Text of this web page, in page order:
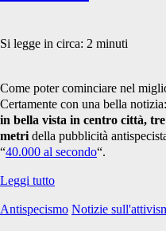
Si legge in circa: 2 minuti
Come poter cominciare nel
Certamente con una bella notizia:
in bella vista in centro città,
metri della pubblicità
“40.000 al secondo“.
Leggi tuttoMegacartelloni
“40.000
Antispecismo Notizie